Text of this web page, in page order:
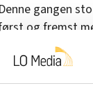
Denne gangen
og fremst
Filip Nolf,